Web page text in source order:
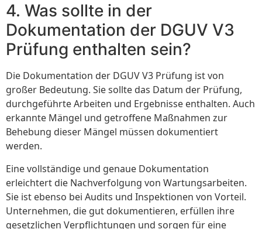
4. Was sollte in der
Dokumentation der DGUV V3
Prüfung enthalten sein?
Die Dokumentation der DGUV V3 Prüfung ist von
großer Bedeutung. Sie sollte das Datum der Prüfung,
durchgeführte Arbeiten und Ergebnisse enthalten. Auch
erkannte Mängel und getroffene Maßnahmen zur
Behebung dieser Mängel müssen dokumentiert
werden.
Eine vollständige und genaue Dokumentation
erleichtert die Nachverfolgung von Wartungsarbeiten.
Sie ist ebenso bei Audits und Inspektionen von Vorteil.
Unternehmen, die gut dokumentieren, erfüllen ihre
gesetzlichen Verpflichtungen und sorgen für eine